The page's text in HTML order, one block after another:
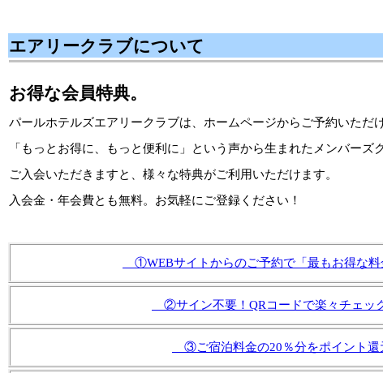
エアリークラブについて
お得な会員特典。
パールホテルズエアリークラブは、ホームページからご予約いただ
「もっとお得に、もっと便利に」という声から生まれたメンバーズ
ご入会いただきますと、様々な特典がご利用いただけます。
入会金・年会費とも無料。お気軽にご登録ください！
①WEBサイトからのご予約で「最もお得な料
②サイン不要！QRコードで楽々チェッ
③ご宿泊料金の20％分をポイント還